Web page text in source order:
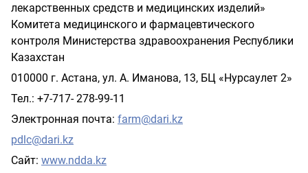
лекарственных средств и медицинских изделий»
Комитета медицинского и фармацевтического
контроля Министерства здравоохранения Республики
Казахстан
010000 г. Астана, ул. А. Иманова, 13, БЦ «Нурсаулет 2»
Тел.: +7-717- 278-99-11
Электронная почта: farm@dari.kz
pdlc@dari.kz
Сайт: www.ndda.kz